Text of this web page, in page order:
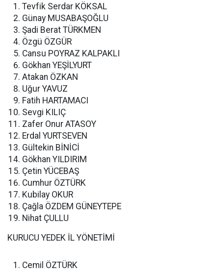
Tevfik Serdar KÖKSAL
Günay MUSABAŞOĞLU
Şadi Berat TÜRKMEN
Özgü ÖZGÜR
Cansu POYRAZ KALPAKLI
Gökhan YEŞİLYURT
Atakan ÖZKAN
Uğur YAVUZ
Fatih HARTAMACI
Sevgi KILIÇ
Zafer Onur ATASOY
Erdal YURTSEVEN
Gültekin BİNİCİ
Gökhan YILDIRIM
Çetin YÜCEBAŞ
Cumhur ÖZTÜRK
Kubilay OKUR
Çağla ÖZDEM GÜNEYTEPE
Nihat ÇULLU
KURUCU YEDEK İL YÖNETİMİ
Cemil ÖZTÜRK